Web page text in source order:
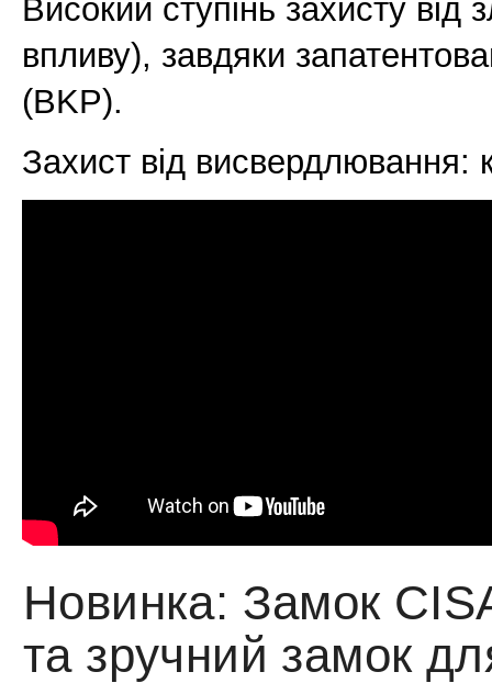
Високий ступінь захисту
впливу), завдяки
(BKP).
Захист від висвердлювання:
Новинка: Замок
та зручний замок